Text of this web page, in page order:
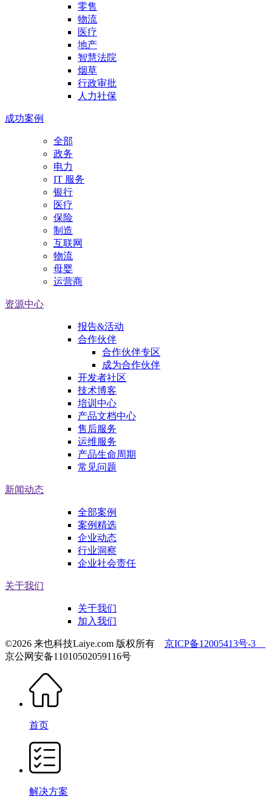
零售
物流
医疗
地产
智慧法院
烟草
行政审批
人力社保
成功案例
全部
政务
电力
IT 服务
银行
医疗
保险
制造
互联网
物流
母婴
运营商
资源中心
报告&活动
合作伙伴
合作伙伴专区
成为合作伙伴
开发者社区
技术博客
培训中心
产品文档中心
售后服务
运维服务
产品生命周期
常见问题
新闻动态
全部案例
案例精选
企业动态
行业洞察
企业社会责任
关于我们
关于我们
加入我们
©2026 来也科技Laiye.com 版权所有 京ICP备12005413号-3
京公网安备11010502059116号
首页
解决方案